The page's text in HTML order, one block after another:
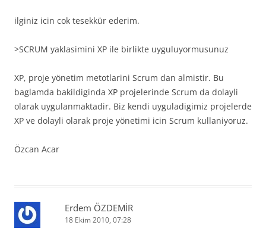
ilginiz icin cok tesekkür ederim.
>SCRUM yaklasimini XP ile birlikte uyguluyormusunuz
XP, proje yönetim metotlarini Scrum dan almistir. Bu
baglamda bakildiginda XP projelerinde Scrum da dolayli
olarak uygulanmaktadir. Biz kendi uyguladigimiz projelerde
XP ve dolayli olarak proje yönetimi icin Scrum kullaniyoruz.
Özcan Acar
Erdem ÖZDEMİR
18 Ekim 2010, 07:28